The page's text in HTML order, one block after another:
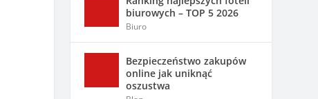
biurowych – TOP 5 2026
Biuro
Bezpieczeństwo zakupów
online jak uniknąć
oszustwa